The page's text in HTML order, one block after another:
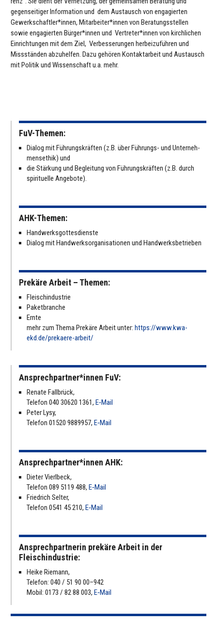
gegen­sei­ti­ger Infor­ma­tion und dem Aus­tausch von enga­gier­ten
Gewerkschaftler*innen, Mitarbeiter*innen von Bera­tungs­stel­len
sowie enga­gier­ten Bürger*innen und Vertreter*innen von kirch­li­chen
Ein­rich­tun­gen mit dem Ziel, Ver­bes­se­run­gen her­bei­zu­füh­ren und
Miss­stän­den abzu­hel­fen. Dazu gehören Kon­takt­ar­beit und Aus­tausch
mit Politik und Wis­sen­schaft u.a. mehr.
FuV-Themen:
Dialog mit Füh­rungs­kräf­ten (z.B. über Führungs- und Unter­neh­
mens­ethik) und
die Stärkung und Beglei­tung von Füh­rungs­kräf­ten (z.B. durch
spi­ri­tu­elle Angebote).
AHK-Themen:
Hand­werks­got­tes­dienste
Dialog mit Hand­werks­or­ga­ni­sa­tio­nen und Hand­werks­be­trie­ben
Prekäre Arbeit – Themen:
Fleisch­in­dus­trie
Paket­bran­che
Ernte
mehr zum Thema Prekäre Arbeit unter:https://www.kwa-
ekd.de/prekaere-arbeit/
Ansprechpartner*innen FuV:
Renate Fall­brück,
Telefon 040 30620 1361,E‑Mail
Peter Lysy,
Telefon 01520 9889957,E‑Mail
Ansprechpartner*innen AHK:
Dieter Vier­l­beck,
Telefon 089 5119 488,E‑Mail
Fried­rich Selter,
Telefon 0541 45 210,E‑Mail
Ansprechpartnerin prekäre Arbeit in der
Fleischindustrie:
Heike Riemann,
Telefon: 040 / 51 90 00–942
Mobil: 0173 / 82 88 003,E‑Mail